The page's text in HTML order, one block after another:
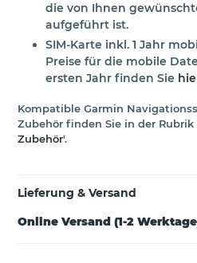
die von Ihnen
aufgeführt ist.
SIM-Karte inkl. 1 Jahr
Preise für die mobile
ersten Jahr finden Sie
Kompatible Garmin
Zubehör finden Sie in der Rubrik
Zubehör'.
Lieferung & Versand
Online Versand (1-2